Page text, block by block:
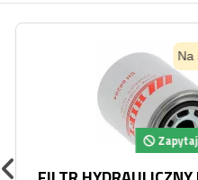
Na
Zapytaj